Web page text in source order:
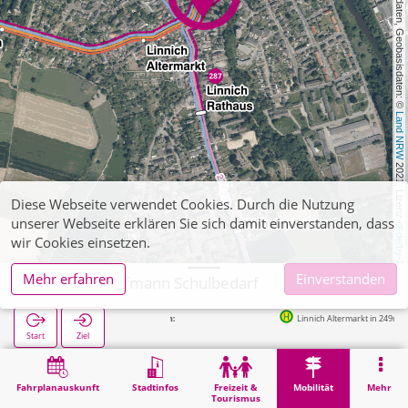
, Kartendaten, Geobasisdaten: ©
Land NRW
2021, Lizenz
dl-de/by-2-0
Fahrplanauskunft Stadtinfos
Freizeit &
Tourismus
Mobilität Mehr
Linnich, Kaufmann Schulbedarf
Start Ziel
Linnich Altermarkt in 249m
Mobilität Linnich, Kaufmann Schulbedarf
Diese Webseite verwendet Cookies. Durch die Nutzung
unserer Webseite erklären Sie sich damit einverstanden, dass
wir Cookies einsetzen.
Mehr erfahren
Einverstanden